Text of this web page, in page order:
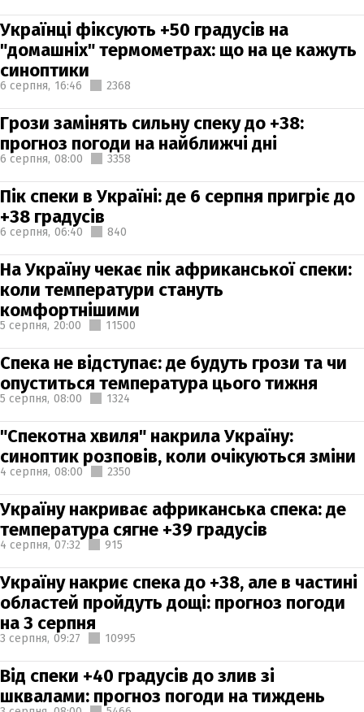
Українці фіксують +50 градусів на
"домашніх" термометрах: що на це кажуть
синоптики
6 серпня, 16:46 2368
Грози замінять сильну спеку до +38:
прогноз погоди на найближчі дні
6 серпня, 08:00 3358
Пік спеки в Україні: де 6 серпня пригріє до
+38 градусів
6 серпня, 06:40 840
На Україну чекає пік африканської спеки:
коли температури стануть
комфортнішими
5 серпня, 20:00 11500
Спека не відступає: де будуть грози та чи
опуститься температура цього тижня
5 серпня, 08:00 1324
"Спекотна хвиля" накрила Україну:
синоптик розповів, коли очікуються зміни
4 серпня, 08:00 2350
Україну накриває африканська спека: де
температура сягне +39 градусів
4 серпня, 07:32 915
Україну накриє спека до +38, але в частині
областей пройдуть дощі: прогноз погоди
на 3 серпня
3 серпня, 09:27 10995
Від спеки +40 градусів до злив зі
шквалами: прогноз погоди на тиждень